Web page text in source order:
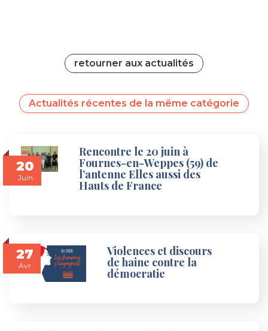
retourner aux actualités
Actualités récentes de la même catégorie
20
Juin
Rencontre le 20 juin à
Fournes-en-Weppes (59) de
l’antenne Elles aussi des
Hauts de France
27
Avr
Violences et discours
de haine contre la
démocratie